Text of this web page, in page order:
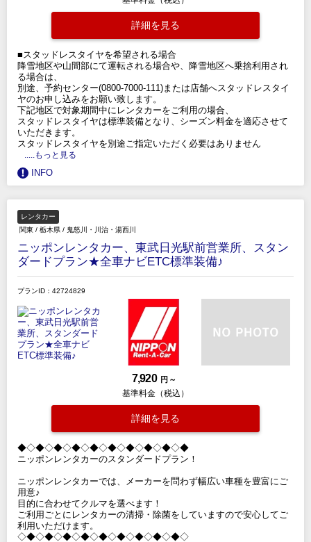
詳細を見る
■スタッドレスタイヤを希望される場合
降雪地区や山間部にて運転される場合や、降雪地区へ乗捨利用され
る場合は、
別途、予約センター(0800-7000-111)または店舗へスタッドレスタイ
ヤのお申し込みをお願い致します。
下記地区で対象期間中にレンタカーをご利用の場合、
スタッドレスタイヤは標準装備となり、シーズン料金を適応させて
いただきます。
スタッドレスタイヤを別途ご指定いただく必要はありません
.....もっと見る
INFO
レンタカー
関東 / 栃木県 / 鬼怒川・川治・湯西川
ニッポンレンタカー、東武日光駅前営業所、スタン
ダードプラン★全車ナビETC標準装備♪
プランID：42724829
7,920 円 ～
基準料金（税込）
詳細を見る
◆◇◆◇◆◇◆◇◆◇◆◇◆◇◆◇◆◇◆
ニッポンレンタカーのスタンダードプラン！
ニッポンレンタカーでは、メーカーを問わず幅広い車種を豊富にご
用意♪
目的に合わせてクルマを選べます！
ご利用ごとにレンタカーの清掃・除菌をしていますので安心してご
利用いただけます。
◇◆◇◆◇◆◇◆◇◆◇◆◇◆◇◆◇◆◇